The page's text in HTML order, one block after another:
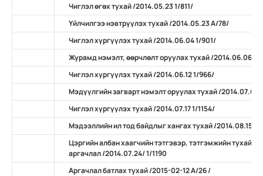
Чиглэл өгөх тухай /2014.05.23 1/811/
Үйлчилгээ нэвтрүүлэх тухай /2014.05.23 А/78/
Чиглэл хүргүүлэх тухай /2014.06.04 1/901/
Журамд нэмэлт, өөрчлөлт оруулах тухай /2014.06.06
Чиглэл хүргүүлэх тухай /2014.06.12 1/966/
Мэдүүлгийн загварт нэмэлт оруулах тухай /2014.07.07
Чиглэл хүргүүлэх тухай /2014.07.17 1/1154/
Мэдээллийн ил тод байдлыг хангах тухай /2014.08.15
Цэргийн албан хаагчийн тэтгэвэр, тэтгэмжийн тухай
аргачлал /2014.07.24/ 1/1190
Аргачлал батлах тухай /2015-02-12 А/26 /